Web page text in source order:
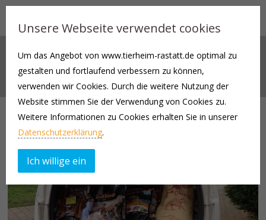
AKTUELLES
Unsere Webseite verwendet cookies
Um das Angebot von www.tierheim-rastatt.de optimal zu
gestalten und fortlaufend verbessern zu können,
verwenden wir Cookies. Durch die weitere Nutzung der
Website stimmen Sie der Verwendung von Cookies zu.
Weitere Informationen zu Cookies erhalten Sie in unserer
Datenschutzerklärung.
Ich willige ein